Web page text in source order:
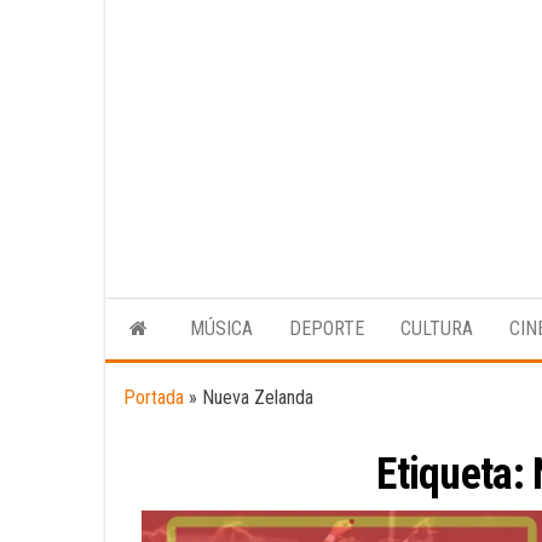
MÚSICA DEPORTE CULTURA
Portada » Nueva Zelanda
Etiqueta: